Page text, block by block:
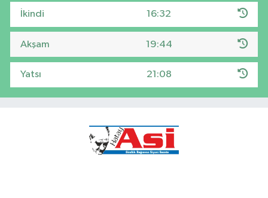
İkindi 16:32
Akşam 19:44
Yatsı 21:08